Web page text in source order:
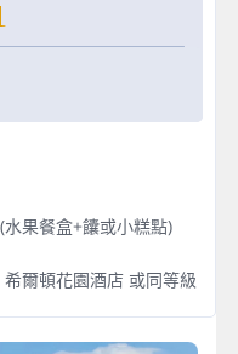
果餐盒+饢或小糕點)
爾頓花園酒店 或同等級